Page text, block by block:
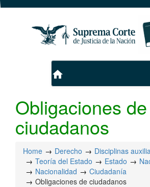
home
Obligaciones de
ciudadanos
Home Derecho
Disciplinas
Teoría del Estado
Estado
Nacionalidad
Ciudadanía
Obligaciones de ciudadanos